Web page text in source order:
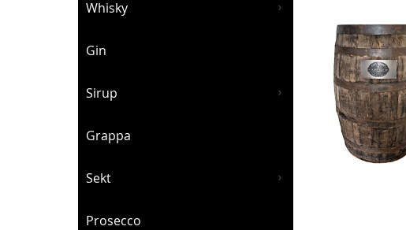
Whisky
Gin
Sirup
Grappa
Sekt
Prosecco